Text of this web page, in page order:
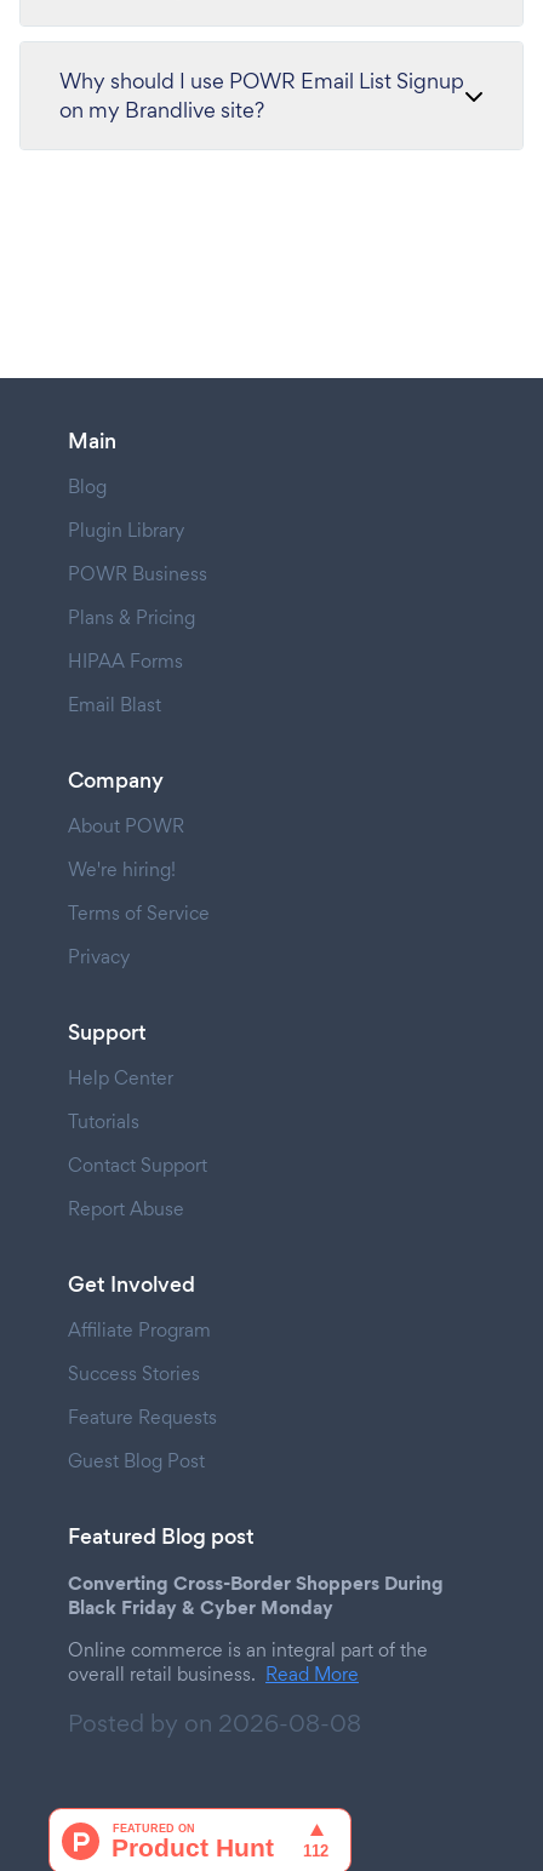
Why should I use POWR Email List Signup
on my Brandlive site?
Main
Blog
Plugin Library
POWR Business
Plans & Pricing
HIPAA Forms
Email Blast
Company
About POWR
We're hiring!
Terms of Service
Privacy
Support
Help Center
Tutorials
Contact Support
Report Abuse
Get Involved
Affiliate Program
Success Stories
Feature Requests
Guest Blog Post
Featured Blog post
Converting Cross-Border Shoppers During
Black Friday & Cyber Monday
Online commerce is an integral part of the
overall retail business. Read More
Posted by on 2026-08-08